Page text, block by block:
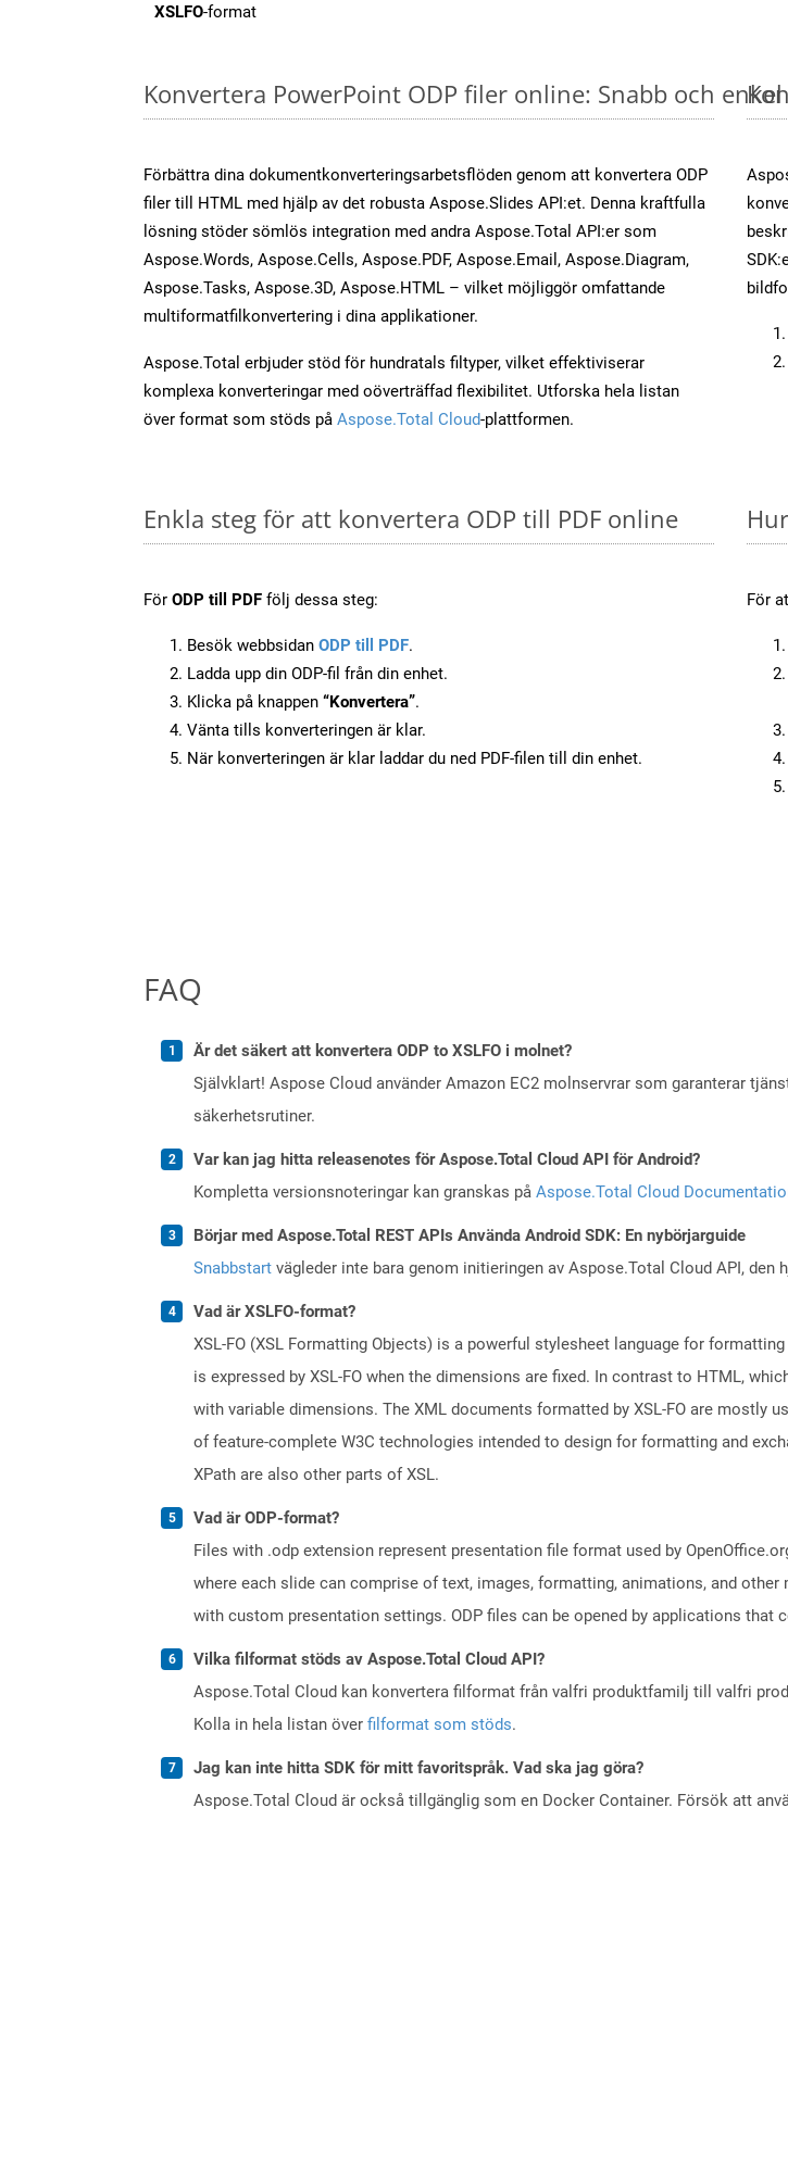
XSLFO-format
Konvertera PowerPoint ODP filer online: Snabb och
Förbättra dina dokumentkonverteringsarbetsflöden genom att konvertera ODP
filer till HTML med hjälp av det robusta Aspose.Slides API:et. Denna kraftfulla
lösning stöder sömlös integration med andra Aspose.Total API:er som
Aspose.Words, Aspose.Cells, Aspose.PDF, Aspose.Email, Aspose.Diagram,
Aspose.Tasks, Aspose.3D, Aspose.HTML – vilket möjliggör omfattande
multiformatfilkonvertering i dina applikationer.
Aspose.Total erbjuder stöd för hundratals filtyper, vilket effektiviserar
komplexa konverteringar med oöverträffad flexibilitet. Utforska hela listan
över format som stöds på Aspose.Total Cloud-plattformen.
Enkla steg för att konvertera ODP till PDF online
För ODP till PDF följ dessa steg:
Besök webbsidan ODP till PDF.
Ladda upp din ODP-fil från din enhet.
Klicka på knappen “Konvertera”.
Vänta tills konverteringen är klar.
När konverteringen är klar laddar du ned PDF-filen till din enhet.
För
FAQ
Är det säkert att konvertera ODP to XSLFO i molnet?
Självklart! Aspose Cloud använder Amazon EC2 molnservrar som garanterar
säkerhetsrutiner.
Var kan jag hitta releasenotes för Aspose.Total Cloud API för Android?
Kompletta versionsnoteringar kan granskas på Aspose.Total Cloud
Börjar med Aspose.Total REST APIs Använda Android SDK: En nybörjarguide
Snabbstart vägleder inte bara genom initieringen av Aspose.Total Cloud API,
Vad är XSLFO-format?
XSL-FO (XSL Formatting Objects) is a powerful stylesheet language for
is expressed by XSL-FO when the dimensions are fixed. In contrast to HTML,
with variable dimensions. The XML documents formatted by XSL-FO are mostly
of feature-complete W3C technologies intended to design for formatting and
XPath are also other parts of XSL.
Vad är ODP-format?
Files with .odp extension represent presentation file format used by
where each slide can comprise of text, images, formatting, animations, and
with custom presentation settings. ODP files can be opened by applications that
Vilka filformat stöds av Aspose.Total Cloud API?
Aspose.Total Cloud kan konvertera filformat från valfri produktfamilj till valfri
Kolla in hela listan över filformat som stöds.
Jag kan inte hitta SDK för mitt favoritspråk. Vad ska jag göra?
Aspose.Total Cloud är också tillgänglig som en Docker Container. Försök att